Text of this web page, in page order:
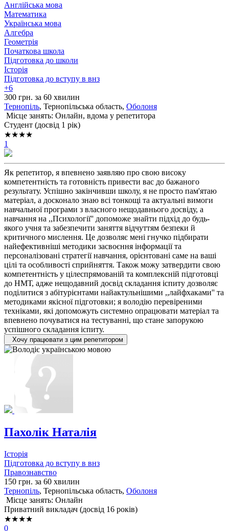
Англійська мова
Математика
Українська мова
Алгебра
Геометрія
Початкова школа
Підготовка до школи
Історія
Підготовка до вступу в внз
+6
300 грн. за 60 хвилин
Тернопіль, Тернопільська область, Оболоня
Місце занять: Онлайн, вдома у репетитора
Cтудент (досвід 1 рік)
★★★★
1
Як репетитор, я впевнено заявляю про свою високу
компетентність та готовність привести вас до бажаного
результату. Успішно закінчивши школу, я не просто пам'ятаю
матеріал, а досконало знаю всі тонкощі та актуальні вимоги
навчальної програми з власного нещодавнього досвіду, а
навчання на ,,Психології'' допоможе знайти підхід до будь-
якого учня та забезпечити заняття відчуттям безпеки й
критичного мислення. Це дозволяє мені гнучко підбирати
найефективніші методики засвоєння інформації та
персоналізовані стратегії навчання, орієнтовані саме на ваші
цілі та особливості сприйняття. Також можу затвердити свою
компетентність у цілеспрямованій та комплексній підготовці
до НМТ, адже нещодавний досвід складання іспиту дозволяє
поділитися з абітурієнтами найактульнішими ,,лайфхаками'' та
методиками якісної підготовки; я володію перевіреними
техніками, які допоможуть системно опрацювати матеріал та
впевнено почуватися на тестуванні, що стане запорукою
успішного складання іспиту.
Хочу працювати з цим репетитором
Пахолік Наталія
Історія
Підготовка до вступу в внз
Правознавство
150 грн. за 60 хвилин
Тернопіль, Тернопільська область, Оболоня
Місце занять: Онлайн
Приватний викладач (досвід 16 років)
★★★★
0